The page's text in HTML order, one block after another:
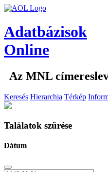
Adatbázisok
Online
Az MNL
Keresés Hierarchia Térkép
Találatok szűrése
Dátum